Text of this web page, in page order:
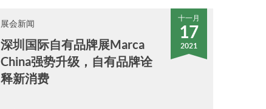
十一月
17
2021
展会新闻
深圳国际自有品牌展Marca
China强势升级，自有品牌诠
释新消费